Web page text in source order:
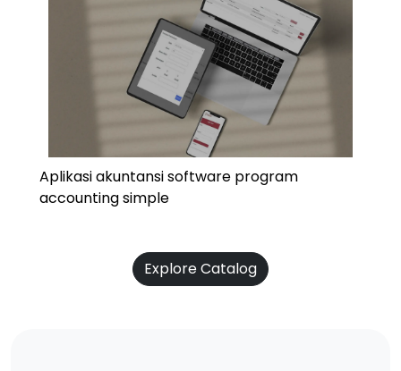
Aplikasi akuntansi software program
accounting simple
Explore Catalog